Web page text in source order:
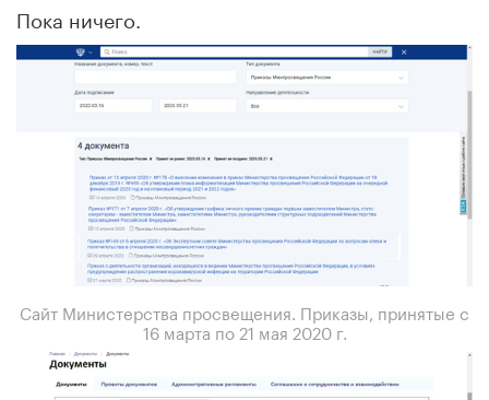
Пока ничего.
Сайт Министерства просвещения. Приказы, принятые с
16 марта по 21 мая 2020 г.